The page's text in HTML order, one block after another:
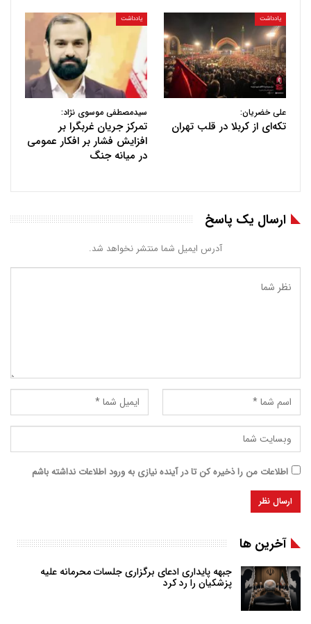
یادداشت
علی خضریان:
تکه‌ای از کربلا در قلب تهران
یادداشت
سیدمصطفی موسوی نژاد:
تمرکز جریان غربگرا بر
افزایش فشار بر افکار عمومی
در میانه جنگ
ارسال یک پاسخ
آدرس ایمیل شما منتشر نخواهد شد.
اطلاعات من را ذخیره کن تا در آینده نیازی به ورود اطلاعات نداشته باشم
آخرین ها
جبهه پایداری ادعای برگزاری جلسات محرمانه علیه
پزشکیان را رد کرد